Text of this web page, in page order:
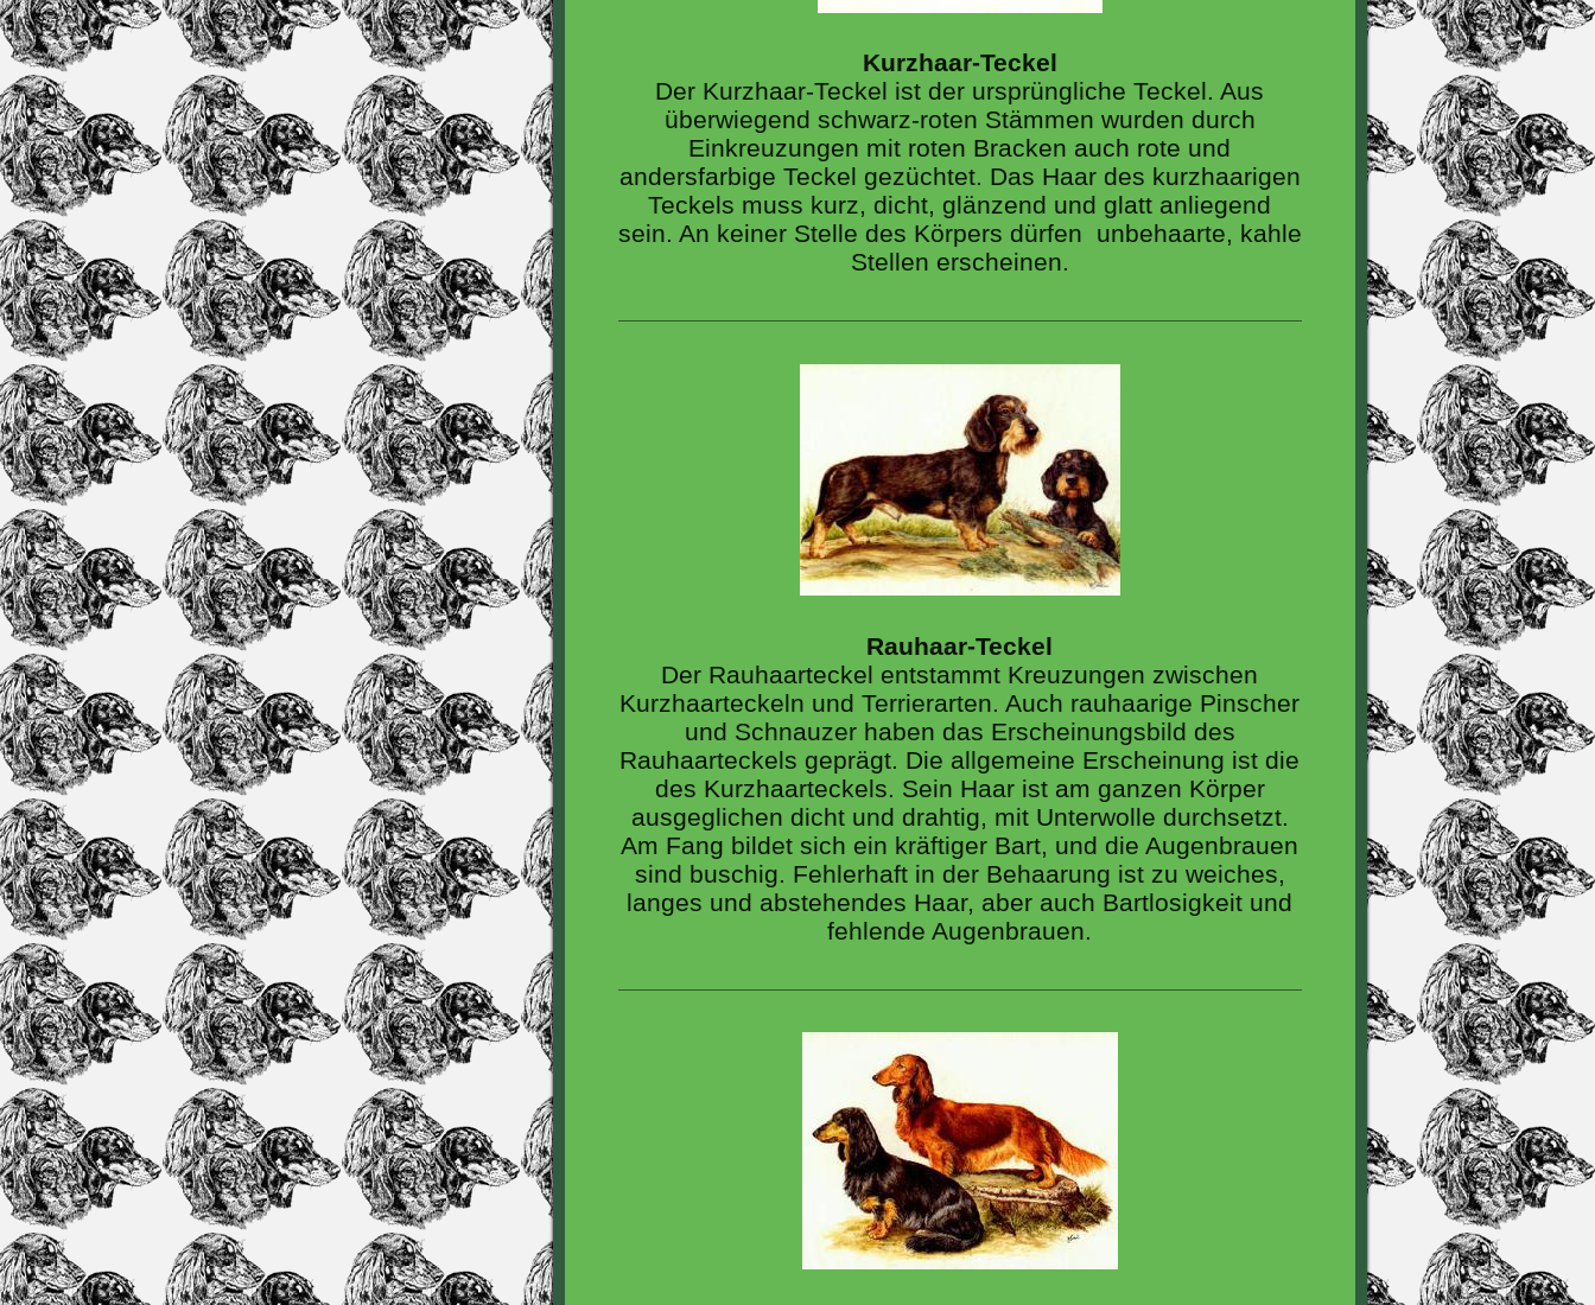
Kurzhaar-Teckel
Der Kurzhaar-Teckel ist der ursprüngliche Teckel. Aus
überwiegend schwarz-roten Stämmen wurden durch
Einkreuzungen mit roten Bracken auch rote und
andersfarbige Teckel gezüchtet. Das Haar des kurzhaarigen
Teckels muss kurz, dicht, glänzend und glatt anliegend
sein. An keiner Stelle des Körpers dürfen unbehaarte, kahle
Stellen erscheinen.
Rauhaar-Teckel
Der Rauhaarteckel entstammt Kreuzungen zwischen
Kurzhaarteckeln und Terrierarten. Auch rauhaarige Pinscher
und Schnauzer haben das Erscheinungsbild des
Rauhaarteckels geprägt. Die allgemeine Erscheinung ist die
des Kurzhaarteckels. Sein Haar ist am ganzen Körper
ausgeglichen dicht und drahtig, mit Unterwolle durchsetzt.
Am Fang bildet sich ein kräftiger Bart, und die Augenbrauen
sind buschig. Fehlerhaft in der Behaarung ist zu weiches,
langes und abstehendes Haar, aber auch Bartlosigkeit und
fehlende Augenbrauen.